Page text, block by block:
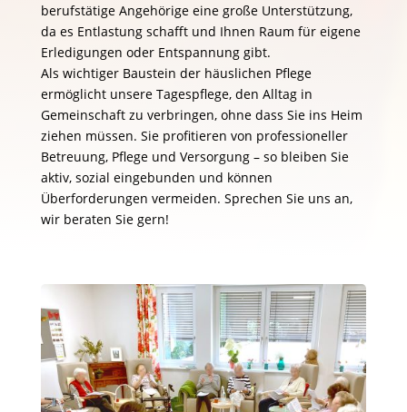
berufstätige Angehörige eine große Unterstützung,
da es Entlastung schafft und Ihnen Raum für eigene
Erledigungen oder Entspannung gibt.
Als wichtiger Baustein der häuslichen Pflege
ermöglicht unsere Tagespflege, den Alltag in
Gemeinschaft zu verbringen, ohne dass Sie ins Heim
ziehen müssen. Sie profitieren von professioneller
Betreuung, Pflege und Versorgung – so bleiben Sie
aktiv, sozial eingebunden und können
Überforderungen vermeiden. Sprechen Sie uns an,
wir beraten Sie gern!